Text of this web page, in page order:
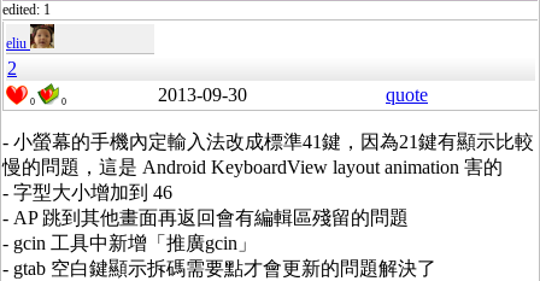
edited: 1
eliu
2
0 0 2013-09-30 quote
- 小螢幕的手機內定輸入法改成標準41鍵，因為21鍵有顯示比較
慢的問題，這是 Android KeyboardView layout animation 害的
- 字型大小增加到 46
- AP 跳到其他畫面再返回會有編輯區殘留的問題
- gcin 工具中新增「推廣gcin」
- gtab 空白鍵顯示拆碼需要點才會更新的問題解決了